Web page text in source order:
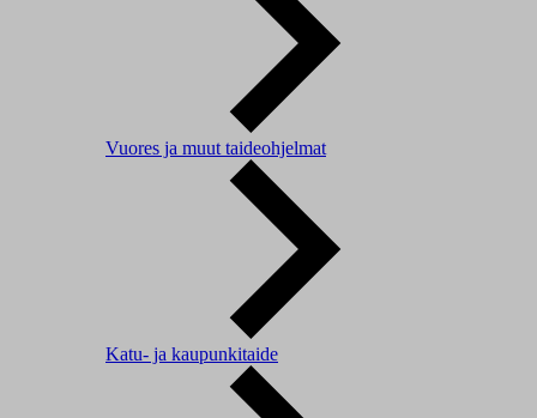
Vuores ja muut taideohjelmat
Katu- ja kaupunkitaide